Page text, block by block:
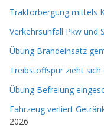
Traktorbergung mittels
Verkehrsunfall Pkw und
Übung Brandeinsatz
Treibstoffspur zieht sich
Übung Befreiung
Fahrzeug verliert
2026